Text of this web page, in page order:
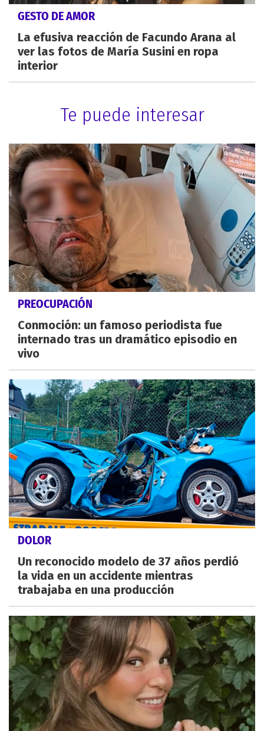
GESTO DE AMOR
La efusiva reacción de Facundo Arana al
ver las fotos de María Susini en ropa
interior
Te puede interesar
PREOCUPACIÓN
Conmoción: un famoso periodista fue
internado tras un dramático episodio en
vivo
DOLOR
Un reconocido modelo de 37 años perdió
la vida en un accidente mientras
trabajaba en una producción